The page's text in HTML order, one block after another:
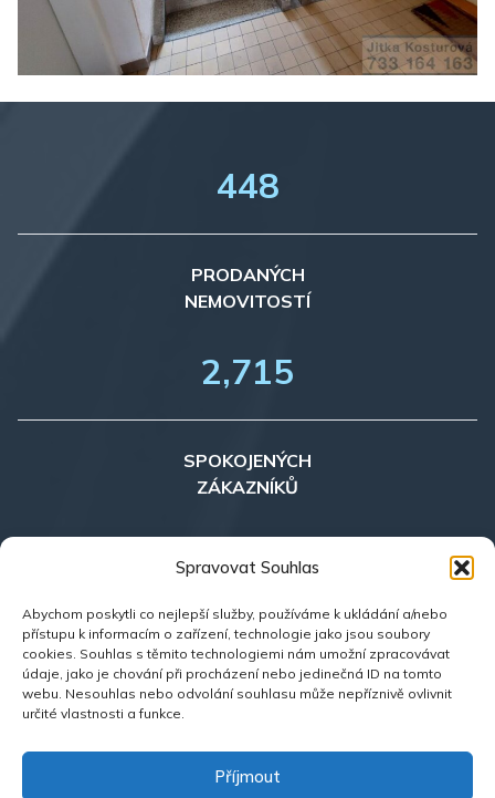
Spravovat Souhlas
Abychom poskytli co nejlepší služby, používáme k ukládání a/nebo
přístupu k informacím o zařízení, technologie jako jsou soubory
cookies. Souhlas s těmito technologiemi nám umožní zpracovávat
údaje, jako je chování při procházení nebo jedinečná ID na tomto
webu. Nesouhlas nebo odvolání souhlasu může nepříznivě ovlivnit
určité vlastnosti a funkce.
Příjmout
448
PRODANÝCH
NEMOVITOSTÍ
2,715
SPOKOJENÝCH
ZÁKAZNÍKŮ
35
NEMOVITOSTÍ
V NABÍDCE
Zásady ochrany osobních údajů